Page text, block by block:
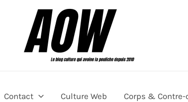
Contact Culture Web Corps &